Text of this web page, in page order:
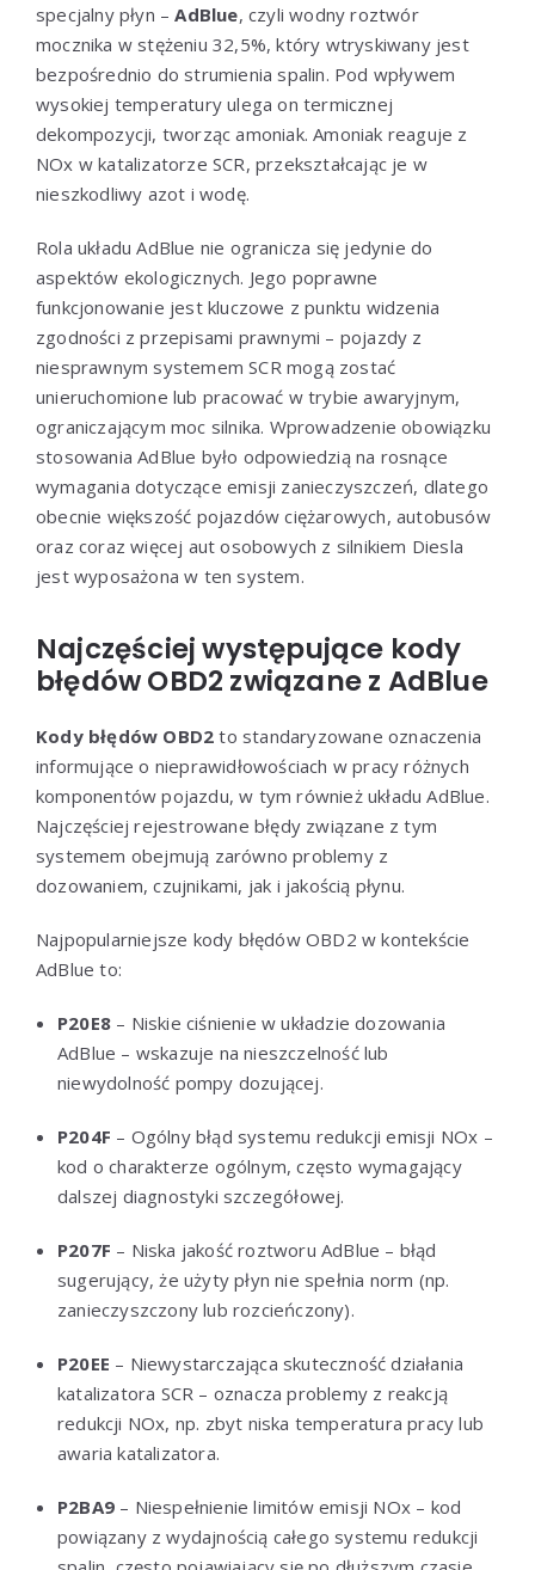
specjalny płyn –AdBlue, czyli wodny roztwór
mocznika w stężeniu 32,5%, który wtryskiwany jest
bezpośrednio do strumienia spalin. Pod wpływem
wysokiej temperatury ulega on termicznej
dekompozycji, tworząc amoniak. Amoniak reaguje z
NOx w katalizatorze SCR, przekształcając je w
nieszkodliwy azot i wodę.
Rola układu AdBlue nie ogranicza się jedynie do
aspektów ekologicznych. Jego poprawne
funkcjonowanie jest kluczowe z punktu widzenia
zgodności z przepisami prawnymi – pojazdy z
niesprawnym systemem SCR mogą zostać
unieruchomione lub pracować w trybie awaryjnym,
ograniczającym moc silnika. Wprowadzenie obowiązku
stosowania AdBlue było odpowiedzią na rosnące
wymagania dotyczące emisji zanieczyszczeń, dlatego
obecnie większość pojazdów ciężarowych, autobusów
oraz coraz więcej aut osobowych z silnikiem Diesla
jest wyposażona w ten system.
Najczęściej występujące kody
błędów OBD2 związane z AdBlue
Kody błędów OBD2 to standaryzowane oznaczenia
informujące o nieprawidłowościach w pracy różnych
komponentów pojazdu, w tym również układu AdBlue.
Najczęściej rejestrowane błędy związane z tym
systemem obejmują zarówno problemy z
dozowaniem, czujnikami, jak i jakością płynu.
Najpopularniejsze kody błędów OBD2 w kontekście
AdBlue to:
P20E8 – Niskie ciśnienie w układzie dozowania
AdBlue – wskazuje na nieszczelność lub
niewydolność pompy dozującej.
P204F – Ogólny błąd systemu redukcji emisji NOx –
kod o charakterze ogólnym, często wymagający
dalszej diagnostyki szczegółowej.
P207F – Niska jakość roztworu AdBlue – błąd
sugerujący, że użyty płyn nie spełnia norm (np.
zanieczyszczony lub rozcieńczony).
P20EE – Niewystarczająca skuteczność działania
katalizatora SCR – oznacza problemy z reakcją
redukcji NOx, np. zbyt niska temperatura pracy lub
awaria katalizatora.
P2BA9 – Niespełnienie limitów emisji NOx – kod
powiązany z wydajnością całego systemu redukcji